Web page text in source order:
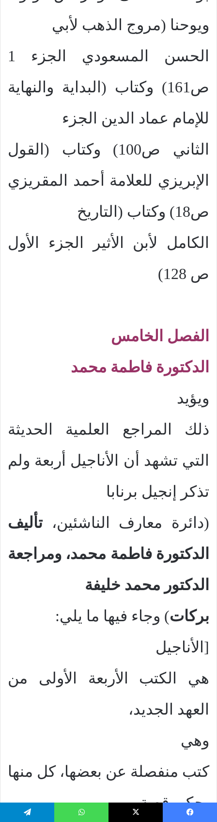
ويوحنا (مروج الذهب لأبي
الحسن المسعودي الجزء 1
ص161) وكتاب (البداية والنهاية
للإمام عماد الدين الجزء
الثاني ص100) وكتاب (القول
الإبريزي للعلامة أحمد المقريزي
ص18) وكتاب (التاريخ
الكامل لأبن الأثير الجزء الأول
ص 128)
الفصل الخامس
الدكتورة فاطمة محمد
ويؤيد
ذلك المراجع العلمية الحديثة
التي تشهد أن الأناجيل أربعة ولم
تذكر إنجيل برنابا
(دائرة معارف الناشئين،تأليف
الدكتورة فاطمة محمد، ومراجعة
الدكتور محمد خليفة
بركات) وجاء فيها ما يلي:
[الأناجيل
هي الكتب الأربعة الأولى من
العهد الجديد،
وهي
كتب منفصلة عن بعضها، كل منها
يحكي قصة